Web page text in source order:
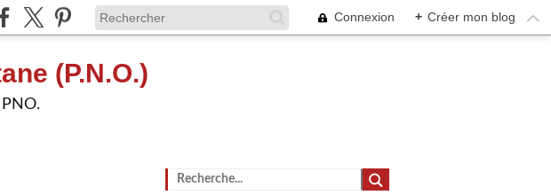
Connexion + Créer mon blog
(P.N.O.)